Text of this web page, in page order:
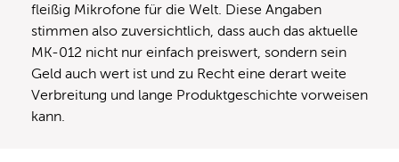
fleißig Mikrofone für die Welt. Diese Angaben
stimmen also zuversichtlich, dass auch das aktuelle
MK-012 nicht nur einfach preiswert, sondern sein
Geld auch wert ist und zu Recht eine derart weite
Verbreitung und lange Produktgeschichte vorweisen
kann.